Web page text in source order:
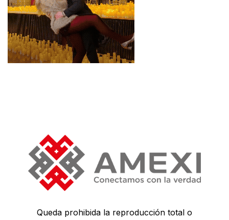
Queda prohibida la reproducción total o